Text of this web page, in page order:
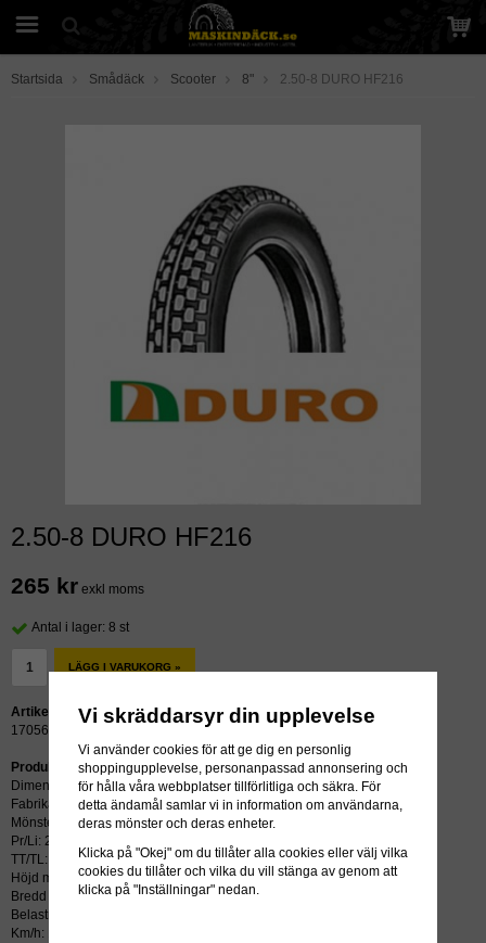
Startsida Smådäck Scooter 8" 2.50-8 DURO HF216
2.50-8 DURO HF216
265 kr exkl moms
Antal i lager: 8 st
LÄGG I VARUKORG »
Artikelnummer:
17056
Produktbeskrivning:
Dimension: 2.50-8
Fabrikat: DURO
Mönster: HF216
Pr/Li: 28J
TT/TL: TT (slang krävs)
Höjd mm: 325
Bredd mm: 65
Belastning kg/psi: 91
Km/h: 100
Vi skräddarsyr din upplevelse
Vi använder cookies för att ge dig en personlig
shoppingupplevelse, personanpassad annonsering och
för hålla våra webbplatser tillförlitliga och säkra. För
detta ändamål samlar vi in information om användarna,
deras mönster och deras enheter.
Klicka på "Okej" om du tillåter alla cookies eller välj vilka
cookies du tillåter och vilka du vill stänga av genom att
klicka på "Inställningar" nedan.